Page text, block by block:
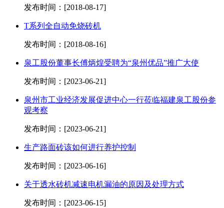
发布时间：[2018-08-17]
T系列全自动免烧砖机
发布时间：[2018-08-16]
泉工股份董事长傅炳煌受聘为“泉州优品”推广大使
发布时间：[2023-06-21]
泉州市工业经济发展促进中心一行莅临福建泉工股份参
观考察
发布时间：[2023-06-21]
生产路面砖该如何进行养护控制
发布时间：[2023-06-16]
关于透水砖机减速电机漏油的原因及处理方式
发布时间：[2023-06-15]